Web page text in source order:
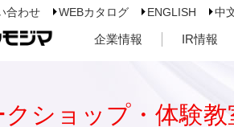
合わせ WEBカタログ ENGLISH 中
企業情報 IR情報
クショップ・体験教